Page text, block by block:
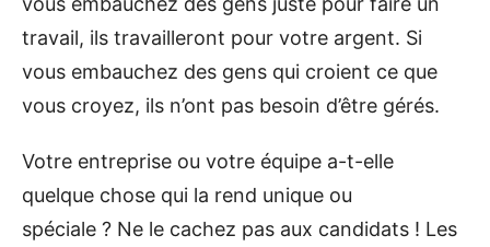
travail, ils travailleront pour votre argent. Si
vous embauchez des gens qui croient ce que
vous croyez, ils n’ont pas besoin d’être gérés.
Votre entreprise ou votre équipe a-t-elle
quelque chose qui la rend unique ou
spéciale ? Ne le cachez pas aux candidats ! Les